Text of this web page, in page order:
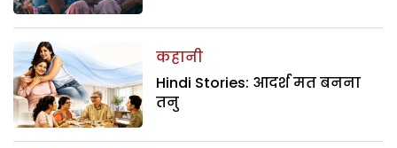
कहानी
Hindi Stories: आदर्श मत बनना
तनु